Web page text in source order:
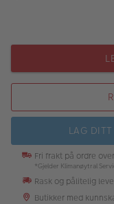
LAG
Fri frakt på ordre
*Gjelder Klimanøytral
Rask og pålitelig
Butikker med